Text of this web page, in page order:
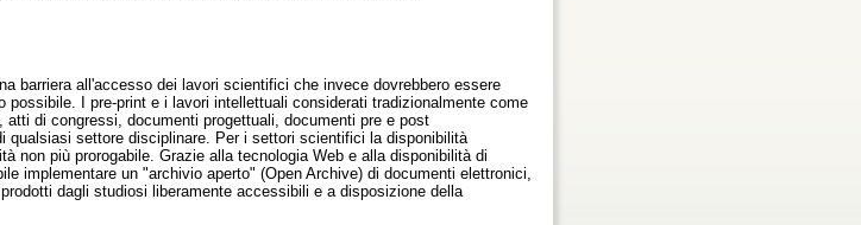
barriera all'accesso dei lavori scientifici che invece dovrebbero essere
I pre-print e i lavori intellettuali considerati tradizionalmente come
di congressi, documenti progettuali, documenti pre e post
qualsiasi settore disciplinare. Per i settori scientifici la disponibilità
non più prorogabile. Grazie alla tecnologia Web e alla disponibilità di
implementare un "archivio aperto" (Open Archive) di documenti elettronici,
dagli studiosi liberamente accessibili e a disposizione della